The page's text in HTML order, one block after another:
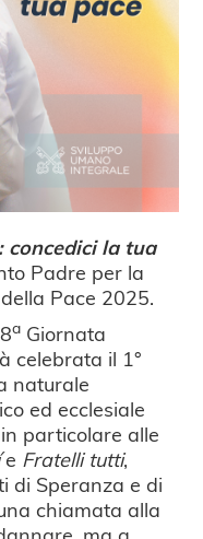
concedici la tua
Padre per la
Pace 2025.
a Giornata
celebrata il 1°
naturale
ed ecclesiale
particolare alle
e Fratelli tutti,
di Speranza e di
chiamata alla